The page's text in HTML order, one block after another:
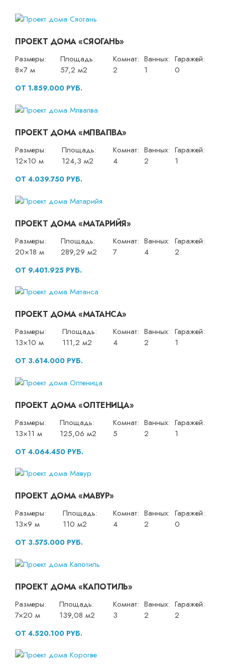
ПРОЕКТ ДОМА «СЯОГАНЬ»
Размеры:
8×7 м
Площадь:
57,2 м2
Комнат:
2
Ванных:
1
Гаражей:
0
ОТ 1.859.000 РУБ.
ПРОЕКТ ДОМА «МПВАПВА»
Размеры:
12×10 м
Площадь:
124,3 м2
Комнат:
4
Ванных:
2
Гаражей:
1
ОТ 4.039.750 РУБ.
ПРОЕКТ ДОМА «МАТАРИЙЯ»
Размеры:
20×18 м
Площадь:
289,29 м2
Комнат:
7
Ванных:
4
Гаражей:
2
ОТ 9.401.925 РУБ.
ПРОЕКТ ДОМА «МАТАНСА»
Размеры:
13×10 м
Площадь:
111,2 м2
Комнат:
4
Ванных:
2
Гаражей:
1
ОТ 3.614.000 РУБ.
ПРОЕКТ ДОМА «ОЛТЕНИЦА»
Размеры:
13×11 м
Площадь:
125,06 м2
Комнат:
5
Ванных:
2
Гаражей:
1
ОТ 4.064.450 РУБ.
ПРОЕКТ ДОМА «МАВУР»
Размеры:
13×9 м
Площадь:
110 м2
Комнат:
4
Ванных:
2
Гаражей:
0
ОТ 3.575.000 РУБ.
ПРОЕКТ ДОМА «КАПОТИЛЬ»
Размеры:
7×20 м
Площадь:
139,08 м2
Комнат:
3
Ванных:
2
Гаражей:
2
ОТ 4.520.100 РУБ.